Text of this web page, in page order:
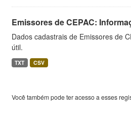
Emissores de CEPAC:
Dados cadastrais de Emissores de
útil.
TXT CSV
Você também pode ter acesso a esses